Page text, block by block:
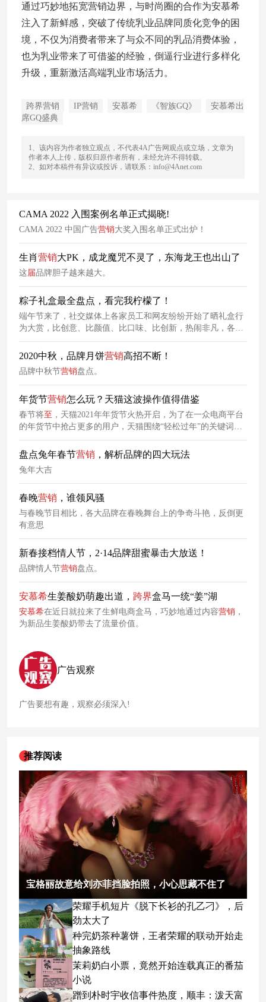
通过巧妙地拓宽营销边界，与时尚圈的合作为安慕希
注入了新鲜感，突破了传统乳业品牌同质化竞争的困
境，不仅为消费者带来了与众不同的乳品消费体验，
也为乳业带来了可借鉴的经验，倒逼行业进行多样化
升级，重新激活高端乳业市场活力。
跨界营销 IP营销 安慕希 《智族GQ》
安慕希出
席GQ盛典
1、该内容为作者独立观点，不代表4A广告网观点或立场，文章为
作者本人上传，版权归原作者所有，未经允许不得转载。
2、如对本稿件有异议或投诉，请联系：info@4Anet.com
CAMA 2022 入围案例名单正式揭晓!
CAMA 2022 中国广告营销大奖入围名单正式出炉！
生肖营销大PK，成龙魔咒不灵了，东海龙王也出山了
这届品牌胆子越来越大。
粽子礼盒最全盘点，看完我柠檬了！
端午节来了，社交媒体上各家员工和网友纷纷开始了晒礼盒行
为大赏，比创意、比颜值、比口味、比创新，热闹非凡，各种
颜值与实力并存的粽子礼盒更是亮瞎大众的24K金刚眼。
2020中秋，品牌月饼营销高招不断！
品牌中秋节营销盘点。
年货节营销怎么玩？天猫这波操作值得借鉴
春节将至 ，天猫2021年年货节火热开启，为了在一众电商平台
的年货节中抢占更多的用户，天猫围绕“轻松过年”的关键词推
出了迎合年轻人兴趣爱好的营销策略，有效提升了天猫年货节
的影响力。
盘点兔年春节营销 ，解析品牌的四大玩法
兔年大吉
春晚营销 ，谁领风骚
与春晚节目相比，各大品牌在春晚舞台上的争奇斗艳，反倒更
有意思
新春接档情人节，2·14品牌甜蜜暴击大放送！
品牌情人节营销盘点。
安慕希生姜酸奶萌趣出道， 跨界盒马一统“姜”湖
安慕希在近日就拉来了生鲜电商盒马，巧妙地通过内容营销 ，
为新品生姜酸奶带去了流量价值。
广告观察
广告要想有趣，观察必须深入!
推荐阅读
宝格丽故意给刘亦菲挡脸拍照，小心思藏不住了
荣耀手机短片《脱下长衫的孔乙刁》，后
劲太大了
种完奶茶种薯饼，王者荣耀的联动开始走
抽象路线
茉莉奶白小票，竟然开始连载真正的番茄
小说
蹭到朴时宇收信事件热度，顺丰：泼天富